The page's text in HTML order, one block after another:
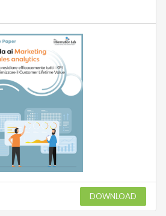
DOWNLOAD